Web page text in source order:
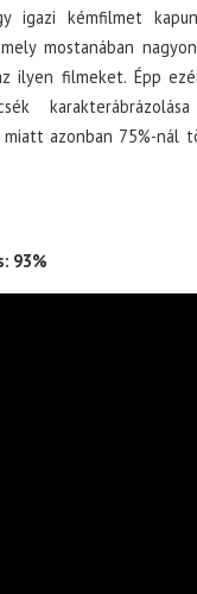
igazi kémfilmet
mostanában
ilyen filmeket. Épp
miatt azonban 75%-nál
93%